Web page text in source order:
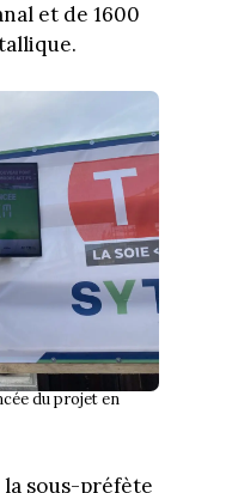
et de 1600
du projet en
sous-préfète